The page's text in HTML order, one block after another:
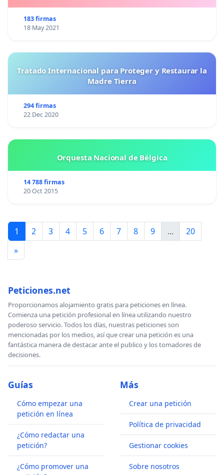
183 firmas
18 May 2021
Tratado Internacional para Proteger y Restaurar la
Madre Tierra
294 firmas
22 Dec 2020
Orquesta Nacional de Bélgica
14 788 firmas
20 Oct 2015
1 2 3 4 5 6 7 8 9 ...
20
»
Peticiones.net
Proporcionamos alojamiento gratis para peticiones en línea.
Comienza una petición profesional en línea utilizando nuestro
poderoso servicio. Todos los días, nuestras peticiones son
mencionadas por los medios, así que crear una petición es una
fantástica manera de destacar ante el publico y los tomadores de
decisiones.
Guías
Cómo empezar una
petición en línea
¿Cómo redactar una
petición?
¿Cómo promover una
Más
Crear una petición
Política de privacidad
Gestionar cookies
Sobre nosotros